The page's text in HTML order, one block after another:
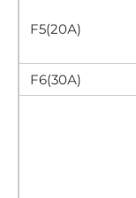
F5(20А)
F6(30А)